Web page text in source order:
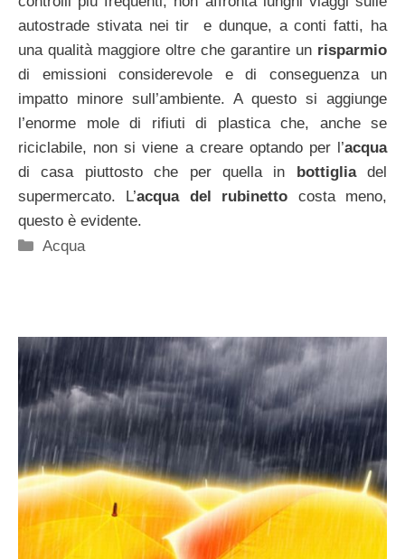
autostrade stivata nei tir e dunque, a conti fatti, ha
una qualità maggiore oltre che garantire un risparmio
di emissioni considerevole e di conseguenza un
impatto minore sull’ambiente. A questo si aggiunge
l’enorme mole di rifiuti di plastica che, anche se
riciclabile, non si viene a creare optando per l’acqua
di casa piuttosto che per quella in bottigliadel
supermercato. L’acqua del rubinetto costa meno,
questo è evidente.
Categorie
Acqua